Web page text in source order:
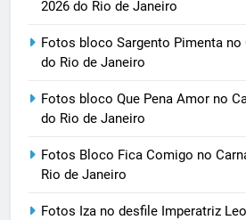
2026 do Rio de Janeiro
Fotos bloco Sargento Pimenta no
do Rio de Janeiro
Fotos bloco Que Pena Amor no
do Rio de Janeiro
Fotos Bloco Fica Comigo no
Rio de Janeiro
Fotos Iza no desfile Imperatriz